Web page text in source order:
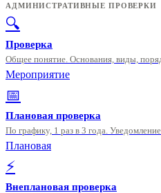
АДМИНИСТРАТИВНЫЕ ПРОВЕРКИ
🔍
Проверка
Общее понятие. Основания, виды,
Мероприятие
📅
Плановая проверка
По графику, 1 раз в 3 года.
Плановая
⚡
Внеплановая проверка